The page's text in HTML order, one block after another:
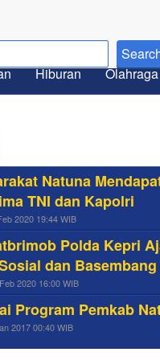
Hiburan Olahraga
Natuna
TNI dan Kapolri
2020 19:44 WIB
Polda Kepri
dan
2020 16:00 WIB
Program Pemkab
2017 00:40 WIB